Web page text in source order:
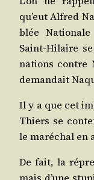
qu’eut Alfred
blée
Saint-Hilaire
na­tions contre
deman­dait
Il y a que cet
Thiers se
le maré­chal en
De fait, la